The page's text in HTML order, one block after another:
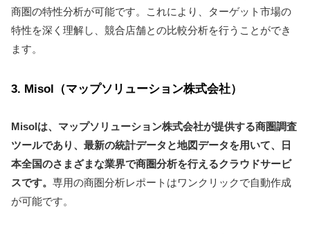
商圏の特性分析が可能です。これにより、ターゲット市場の
特性を深く理解し、競合店舗との比較分析を行うことができ
ます。
3. Misol（マップソリューション株式会社）
Misolは、マップソリューション株式会社が提供する商圏調査
ツールであり、最新の統計データと地図データを用いて、日
本全国のさまざまな業界で商圏分析を行えるクラウドサービ
スです。 専用の商圏分析レポートはワンクリックで自動作成
が可能です。